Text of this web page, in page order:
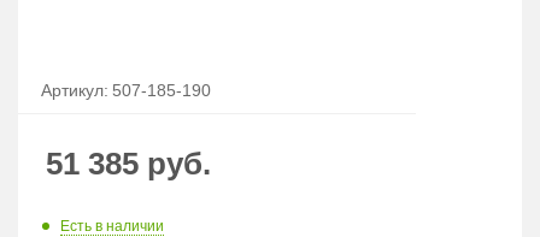
Артикул: 507-185-190
51 385 руб.
Есть в наличии